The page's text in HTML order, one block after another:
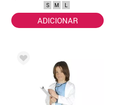
S M L
ADICIONAR